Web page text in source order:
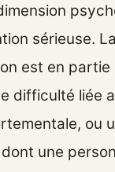
sérieuse.
est en
difficulté liée
ou
une